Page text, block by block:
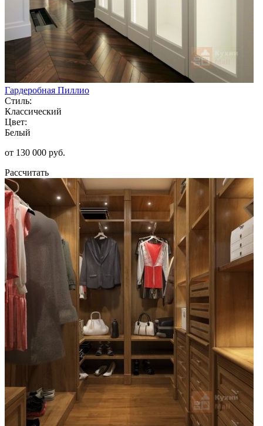
Гардеробная Пиллио
Стиль:
Классический
Цвет:
Белый
от 130 000 руб.
Рассчитать